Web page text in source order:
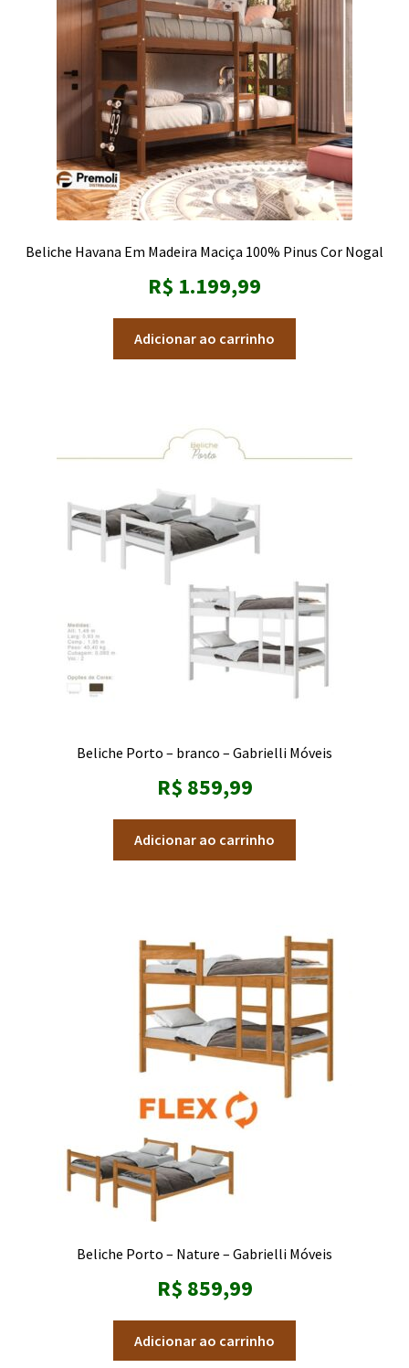
Cama de madeira
Colchão
Cômoda
Criado Mudo
Guarda-Roupa
Penteadeira
Móveis Infantis
Mesa Gamer
Beliche Havana Em Madeira Maciça 100% Pinus Cor Nogal
R$ 1.199,99
Adicionar ao carrinho
Beliche Porto – branco – Gabrielli Móveis
R$ 859,99
Adicionar ao carrinho
Beliche Porto – Nature – Gabrielli Móveis
R$ 859,99
Adicionar ao carrinho